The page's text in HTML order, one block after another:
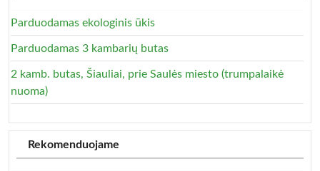
Parduodamas ekologinis ūkis
Parduodamas 3 kambarių butas
2 kamb. butas, Šiauliai, prie Saulės miesto (trumpalaikė
nuoma)
Rekomenduojame